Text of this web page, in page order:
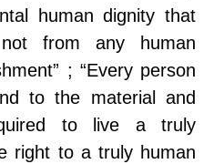
human dignity that
from any human
; “Every person
to the material and
to live a truly
right to a truly human